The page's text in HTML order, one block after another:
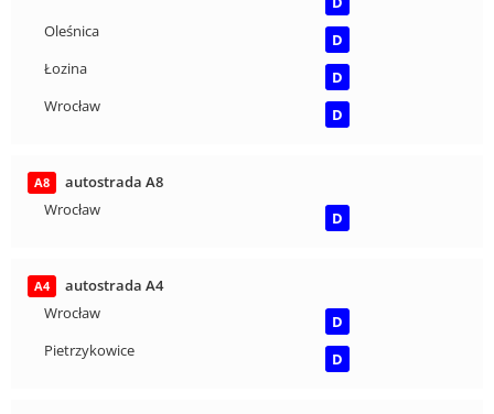
Oleśnica
D
Łozina
D
Wrocław
D
A8
autostrada A8
Wrocław
D
A4
autostrada A4
Wrocław
D
Pietrzykowice
D